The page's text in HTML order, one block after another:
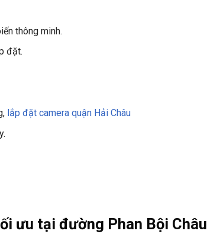
thông minh.
đặt.
lắp đặt camera quận Hải Châu
ưu tại đường Phan Bội Châu